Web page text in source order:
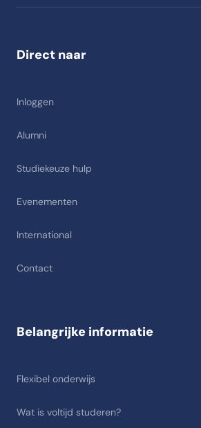
Direct naar
Inloggen
Alumni
Studiekeuze hulp
Evenementen
International
Contact
Belangrijke informatie
Flexibel onderwijs
Wat is voltijd studeren?